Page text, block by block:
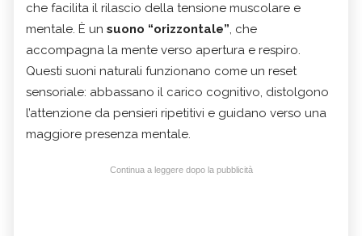
che facilita il rilascio della tensione muscolare e
mentale. È un suono “orizzontale”, che
accompagna la mente verso apertura e respiro.
Questi suoni naturali funzionano come un reset
sensoriale: abbassano il carico cognitivo, distolgono
l’attenzione da pensieri ripetitivi e guidano verso una
maggiore presenza mentale.
Continua a leggere dopo la pubblicità